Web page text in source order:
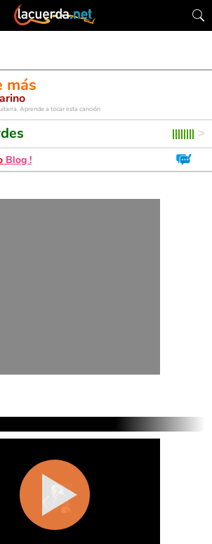
más
Aprende a tocar esta canción
Blog !